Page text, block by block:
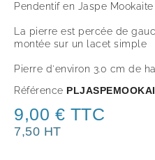
Pendentif en Jaspe Mookaite
La pierre est percée de
montée sur un lacet simple
Pierre d'environ 3.0 cm de
Référence
9,00 € TTC
7,50 HT